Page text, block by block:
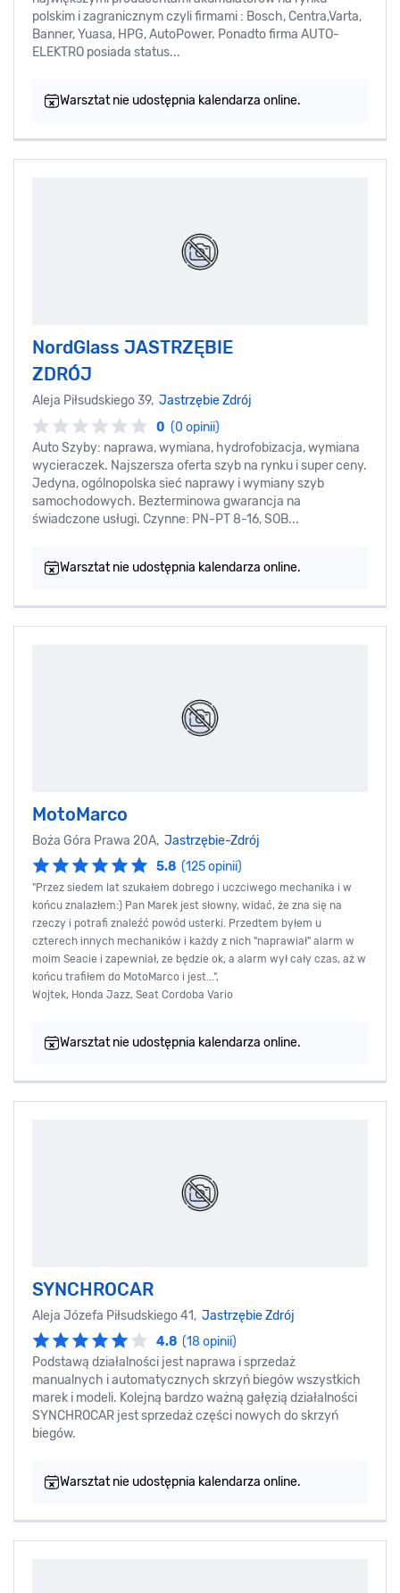
polskim i zagranicznym czyli firmami : Bosch, Centra,Varta,
Banner, Yuasa, HPG, AutoPower. Ponadto firma AUTO-
ELEKTRO posiada status...
Warsztat nie udostępnia kalendarza online.
NordGlass JASTRZĘBIE
ZDRÓJ
Aleja Piłsudskiego 39, Jastrzębie Zdrój
0 (0 opinii)
Auto Szyby: naprawa, wymiana, hydrofobizacja, wymiana
wycieraczek. Najszersza oferta szyb na rynku i super ceny.
Jedyna, ogólnopolska sieć naprawy i wymiany szyb
samochodowych. Bezterminowa gwarancja na
świadczone usługi. Czynne: PN-PT 8-16, SOB...
Warsztat nie udostępnia kalendarza online.
MotoMarco
Boża Góra Prawa 20A, Jastrzębie-Zdrój
5.8 (125 opinii)
"Przez siedem lat szukałem dobrego i uczciwego mechanika i w
końcu znalazłem:) Pan Marek jest słowny, widać, że zna się na
rzeczy i potrafi znaleźć powód usterki. Przedtem byłem u
czterech innych mechaników i każdy z nich "naprawiał" alarm w
moim Seacie i zapewniał, ze będzie ok, a alarm wył cały czas, aż w
końcu trafiłem do MotoMarco i jest...",
Wojtek, Honda Jazz, Seat Cordoba Vario
Warsztat nie udostępnia kalendarza online.
SYNCHROCAR
Aleja Józefa Piłsudskiego 41, Jastrzębie Zdrój
4.8 (18 opinii)
Podstawą działalności jest naprawa i sprzedaż
manualnych i automatycznych skrzyń biegów wszystkich
marek i modeli. Kolejną bardzo ważną gałęzią działalności
SYNCHROCAR jest sprzedaż części nowych do skrzyń
biegów.
Warsztat nie udostępnia kalendarza online.